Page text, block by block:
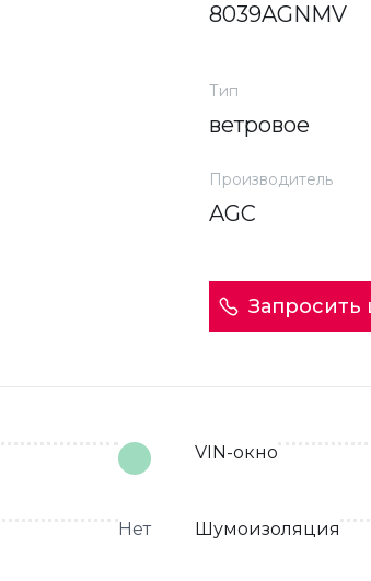
8039AGNMV
Тип
ветровое
Производитель
AGC
Запросить
VIN-окно
Нет Шумоизоляция